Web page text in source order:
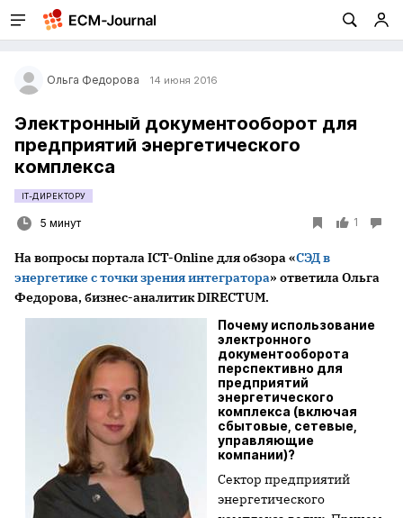
Ольга Федорова 14 июня 2016
Электронный документооборот для
предприятий энергетического
комплекса
IT-ДИРЕКТОРУ
5 минут 1
На вопросы портала ICT-Online для обзора «СЭД в
энергетике с точки зрения интегратора» ответила Ольга
Федорова, бизнес-аналитик DIREСTUM.
Почему использование
электронного
документооборота
перспективно для
предприятий
энергетического
комплекса (включая
сбытовые, сетевые,
управляющие
компании)?
Сектор предприятий
энергетического